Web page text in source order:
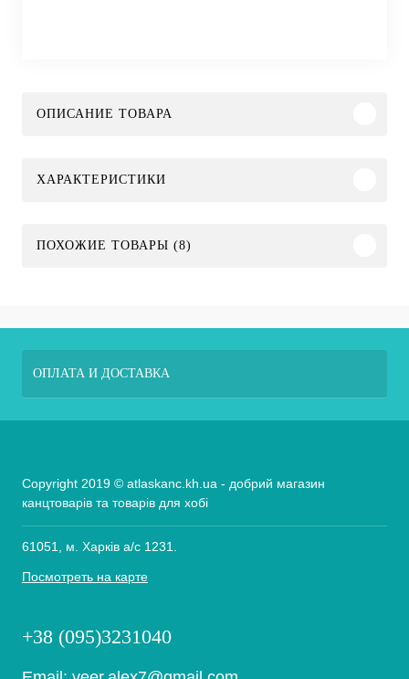
ОПИСАНИЕ ТОВАРА
ХАРАКТЕРИСТИКИ
ПОХОЖИЕ ТОВАРЫ (8)
ОПЛАТА И ДОСТАВКА
Copyright 2019 © atlaskanc.kh.ua - добрий магазин
канцтоварів та товарів для хобі
61051, м. Харків а/с 1231.
Посмотреть на карте
+38 (095)3231040